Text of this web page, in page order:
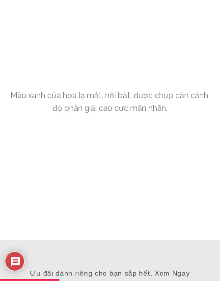
Màu xanh của hoa lạ mắt, nổi bật, được chụp cận cảnh,
độ phân giải cao cực mãn nhãn.
Ưu đãi dành riêng cho bạn sắp hết, Xem Ngay